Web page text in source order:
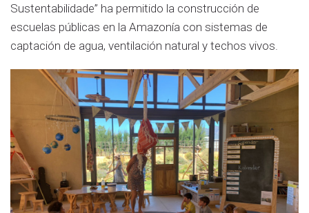
Sustentabilidade” ha permitido la construcción de
escuelas públicas en la Amazonía con sistemas de
captación de agua, ventilación natural y techos vivos.